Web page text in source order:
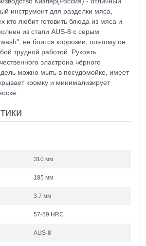
инструмент для разделки мяса,
кто любит готовить блюда из мяса и
из стали AUS-8 с серым
не боится коррозии, поэтому он
трудной работой. Рукоять
эластрона чёрного
можно мыть в посудомойке, имеет
кромку и минимализирует
310 мм
185 мм
3.7 мм
57-59 HRC
AUS-8